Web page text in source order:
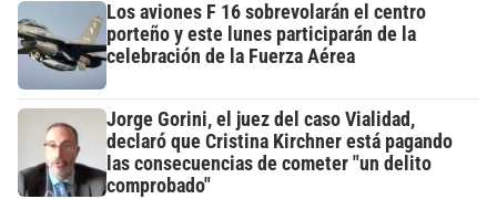
Los aviones F 16 sobrevolarán el centro
porteño y este lunes participarán de la
celebración de la Fuerza Aérea
Jorge Gorini, el juez del caso Vialidad,
declaró que Cristina Kirchner está pagando
las consecuencias de cometer "un delito
comprobado"